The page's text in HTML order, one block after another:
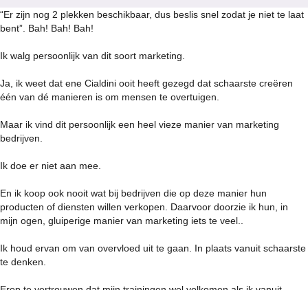
“Er zijn nog 2 plekken beschikbaar, dus beslis snel zodat je niet te laat
bent”. Bah! Bah! Bah!
Ik walg persoonlijk van dit soort marketing.
Ja, ik weet dat ene Cialdini ooit heeft gezegd dat schaarste creëren
één van dé manieren is om mensen te overtuigen.
Maar ik vind dit persoonlijk een heel vieze manier van marketing
bedrijven.
Ik doe er niet aan mee.
En ik koop ook nooit wat bij bedrijven die op deze manier hun
producten of diensten willen verkopen. Daarvoor doorzie ik hun, in
mijn ogen, gluiperige manier van marketing iets te veel..
Ik houd ervan om van overvloed uit te gaan. In plaats vanuit schaarste
te denken.